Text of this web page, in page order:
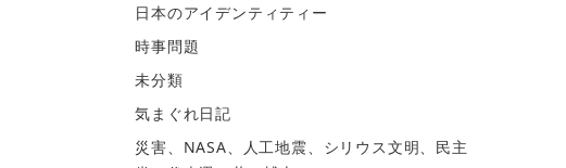
日本のアイデンティティー
時事問題
未分類
気まぐれ日記
災害、NASA、人工地震、シリウス文明、民主